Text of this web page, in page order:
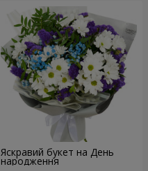
Яскравий букет на День
народження